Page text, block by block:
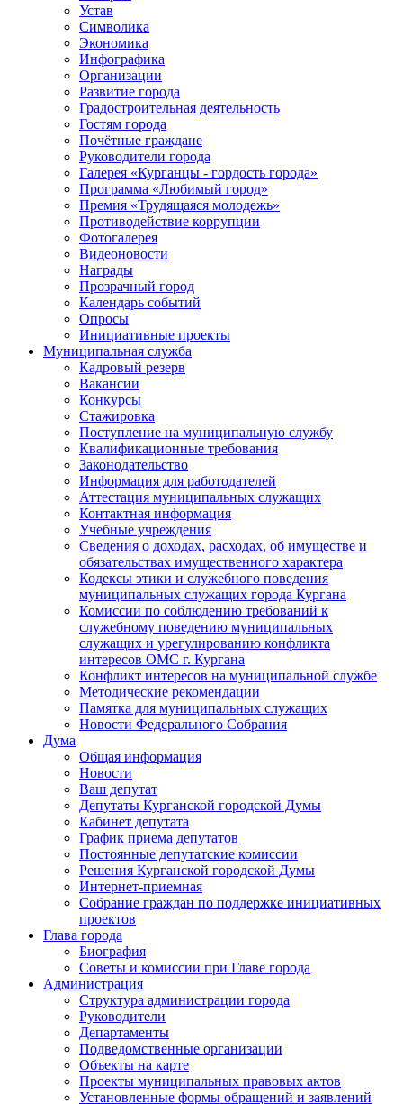
Устав
Символика
Экономика
Инфографика
Организации
Развитие города
Градостроительная деятельность
Гостям города
Почётные граждане
Руководители города
Галерея «Курганцы - гордость города»
Программа «Любимый город»
Премия «Трудящаяся молодежь»
Противодействие коррупции
Фотогалерея
Видеоновости
Награды
Прозрачный город
Календарь событий
Опросы
Инициативные проекты
Муниципальная служба
Кадровый резерв
Вакансии
Конкурсы
Стажировка
Поступление на муниципальную службу
Квалификационные требования
Законодательство
Информация для работодателей
Аттестация муниципальных служащих
Контактная информация
Учебные учреждения
Сведения о доходах, расходах, об имуществе и
обязательствах имущественного характера
Кодексы этики и служебного поведения
муниципальных служащих города Кургана
Комиссии по соблюдению требований к
служебному поведению муниципальных
служащих и урегулированию конфликта
интересов ОМС г. Кургана
Конфликт интересов на муниципальной службе
Методические рекомендации
Памятка для муниципальных служащих
Новости Федерального Cобрания
Дума
Общая информация
Новости
Ваш депутат
Депутаты Курганской городской Думы
Кабинет депутата
График приема депутатов
Постоянные депутатские комиссии
Решения Курганской городской Думы
Интернет-приемная
Собрание граждан по поддержке инициативных
проектов
Глава города
Биография
Советы и комиссии при Главе города
Администрация
Структура администрации города
Руководители
Департаменты
Подведомственные организации
Объекты на карте
Проекты муниципальных правовых актов
Установленные формы обращений и заявлений